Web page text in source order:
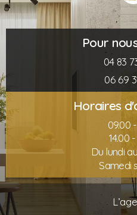
Pour
04 83
06 69
Horaires
09.00
14.00
Du lundi
Samedi